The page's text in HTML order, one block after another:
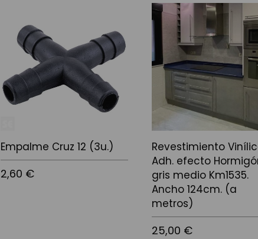
Empalme Cruz 12 (3u.)
2,60 €
Revestimiento
Adh. efecto
gris medio Km1535.
Ancho 124cm. (a
metros)
25,00 €